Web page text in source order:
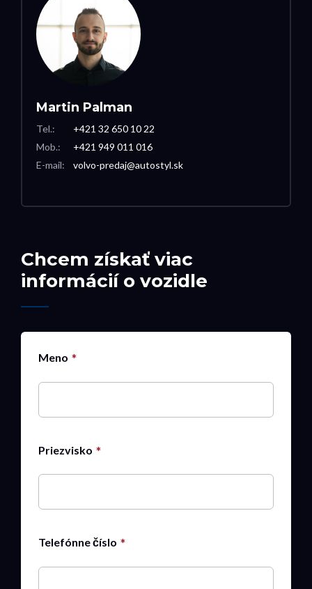
Chcem získať viac
informácií o vozidle
Meno
Priezvisko
Telefónne číslo
Martin Palman
Tel.:
Mob.:
E-mail:
+421 32 650 10 22
+421 949 011 016
volvo-predaj@autostyl.sk